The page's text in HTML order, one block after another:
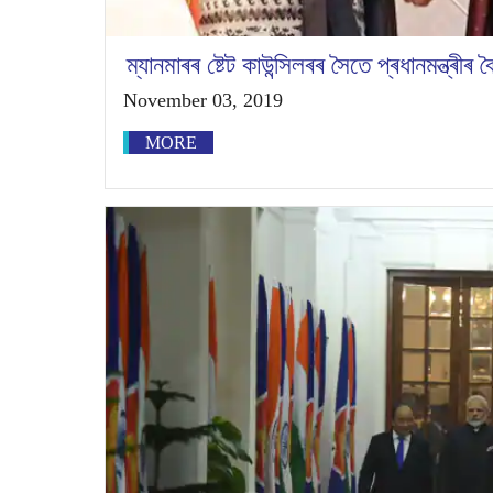
ম্যানমাৰৰ ষ্টেট কাউন্সিলৰৰ সৈতে প্ৰধানমন্ত্ৰীৰ
November 03, 2019
MORE